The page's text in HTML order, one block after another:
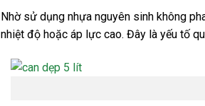
Nhờ sử dụng nhựa nguyên sinh không
nhiệt độ hoặc áp lực cao. Đây là yếu tố